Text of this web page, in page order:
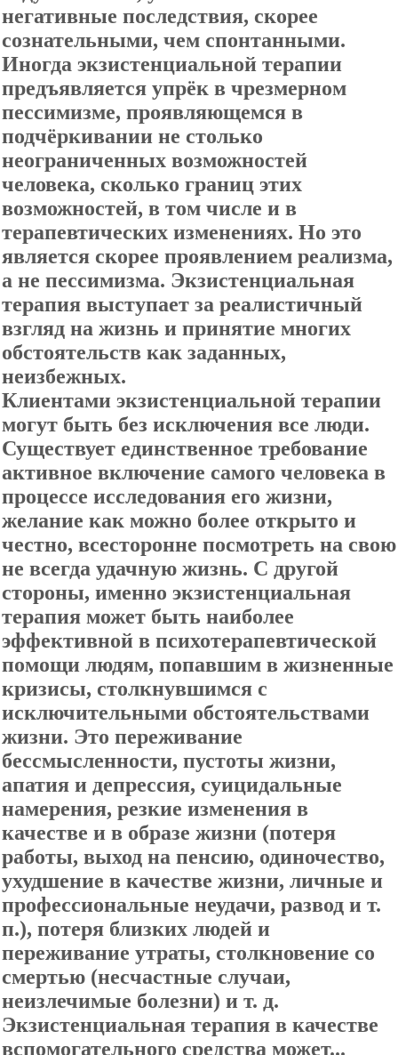
негативные последствия, скорее
сознательными, чем спонтанными.
Иногда экзистенциальной терапии
предъявляется упрёк в чрезмерном
пессимизме, проявляющемся в
подчёркивании не столько
неограниченных возможностей
человека, сколько границ этих
возможностей, в том числе и в
терапевтических изменениях. Но это
является скорее проявлением реализма,
а не пессимизма. Экзистенциальная
терапия выступает за реалистичный
взгляд на жизнь и принятие многих
обстоятельств как заданных,
неизбежных.
Клиентами экзистенциальной терапии
могут быть без исключения все люди.
Существует единственное требование
активное включение самого человека в
процессе исследования его жизни,
желание как можно более открыто и
честно, всесторонне посмотреть на свою
не всегда удачную жизнь. С другой
стороны, именно экзистенциальная
терапия может быть наиболее
эффективной в психотерапевтической
помощи людям, попавшим в жизненные
кризисы, столкнувшимся с
исключительными обстоятельствами
жизни. Это переживание
бессмысленности, пустоты жизни,
апатия и депрессия, суицидальные
намерения, резкие изменения в
качестве и в образе жизни (потеря
работы, выход на пенсию, одиночество,
ухудшение в качестве жизни, личные и
профессиональные неудачи, развод и т.
п.), потеря близких людей и
переживание утраты, столкновение со
смертью (несчастные случаи,
неизлечимые болезни) и т. д.
Экзистенциальная терапия в качестве
вспомогательного средства может...